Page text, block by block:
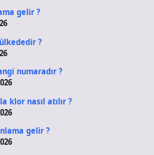
gelir ?
?
numaradır ?
klor nasıl atılır ?
gelir ?